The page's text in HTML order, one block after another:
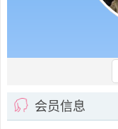
会员信息